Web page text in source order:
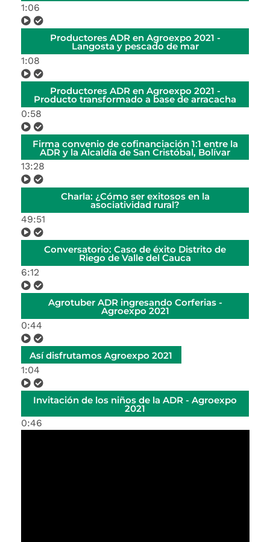
1:06
Productores ADR en Agroexpo 2021 -
Langosta y pescado de mar
1:08
Productores ADR en Agroexpo 2021 -
Producto transformado a base de arracacha
0:58
Firma convenio de cofinanciación 1:1 entre la
ADR y la Alcaldía de San Cristóbal, Bolívar
13:28
Charla: ¿Cómo ser exitosos en la
asociatividad rural?
49:51
Conversatorio: Caso de éxito Distrito de
Riego de Valle del Cauca
6:12
Agrotuber ADR ingresando Corferias -
Agroexpo 2021
0:44
Así disfrutamos Agroexpo 2021
1:04
Invitación de los niños de la ADR - Agroexpo
2021
0:46